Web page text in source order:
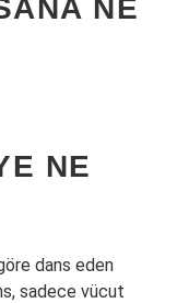
NE
NE
dans eden
sadece vücut